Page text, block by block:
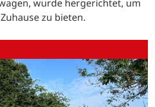
wurde hergerichtet, um
zu bieten.